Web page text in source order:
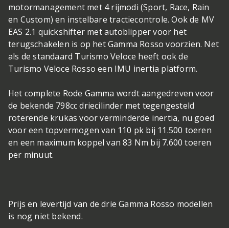
motormanagement met 4 rijmodi (Sport, Race, Rain
en Custom) en instelbare tractiecontrole. Ook de MV
EAS 2.1 quickshifter met autoblipper voor het
terugschakelen is op het Gamma Rosso voorzien. Net
als de standaard Turismo Veloce heeft ook de
Turismo Veloce Rosso een IMU inertia platform.
Het complete Rode Gamma wordt aangedreven voor
de bekende 798cc driecilinder met tegengesteld
roterende krukas voor verminderde inertia, nu goed
voor een topvermogen van 110 pk bij 11.500 toeren
en een maximum koppel van 83 Nm bij 7.600 toeren
per minuut.
Prijs en levertijd van de drie Gamma Rosso modellen
is nog niet bekend.